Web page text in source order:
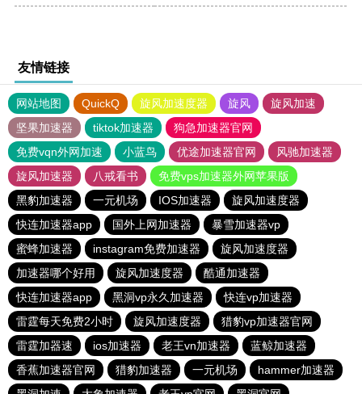
友情链接
网站地图 QuickQ 旋风加速度器 旋风
旋风加速
坚果加速器
tiktok加速器
狗急加速器官网
免费vqn外网加速
小蓝鸟 优途加速器官网
风驰加速器
旋风加速器
八戒看书
免费vps加速器外网苹果版
黑豹加速器
一元机场 IOS加速器
旋风加速度器
快连加速器app
国外上网加速器
暴雪加速器vp
蜜蜂加速器
instagram免费加速器
旋风加速度器
加速器哪个好用
旋风加速度器
酷通加速器
快连加速器app
黑洞vp永久加速器
快连vp加速器
雷霆每天免费2小时
旋风加速度器
猎豹vp加速器官网
雷霆加器速
ios加速器 老王vn加速器
蓝鲸加速器
香蕉加速器官网
猎豹加速器 一元机场
hammer加速器